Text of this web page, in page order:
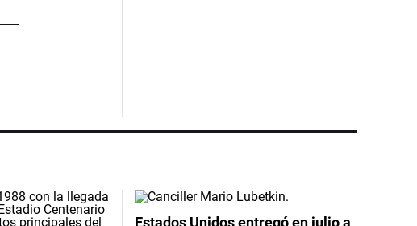
Estados Unidos entregó en julio a